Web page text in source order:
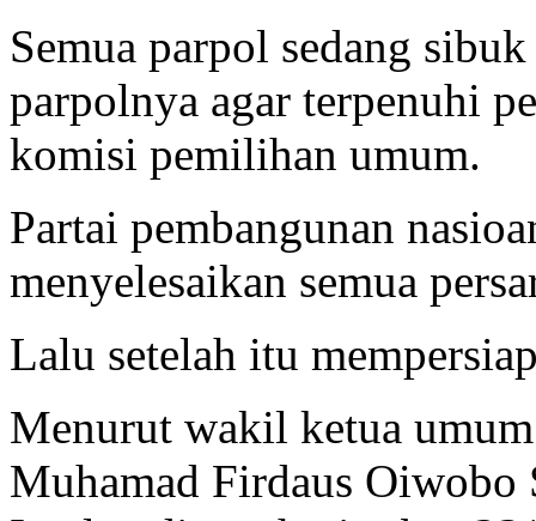
Semua parpol sedang
parpolnya agar terpenuhi
komisi pemilihan umum.
Partai pembangunan
menyelesaikan semua
Lalu setelah itu
Menurut wakil ketua
Muhamad Firdaus Oiwobo